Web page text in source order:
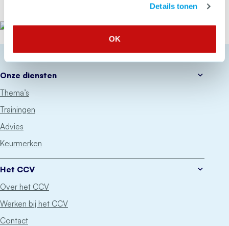
Details tonen
OK
Het CCV
Onze diensten
Thema’s
Trainingen
Advies
Keurmerken
Het CCV
Over het CCV
Werken bij het CCV
Contact